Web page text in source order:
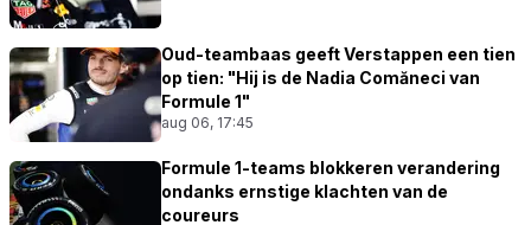
Oud-teambaas geeft Verstappen een tien
op tien: "Hij is de Nadia Comăneci van
Formule 1"
aug 06, 17:45
Formule 1-teams blokkeren verandering
ondanks ernstige klachten van de
coureurs